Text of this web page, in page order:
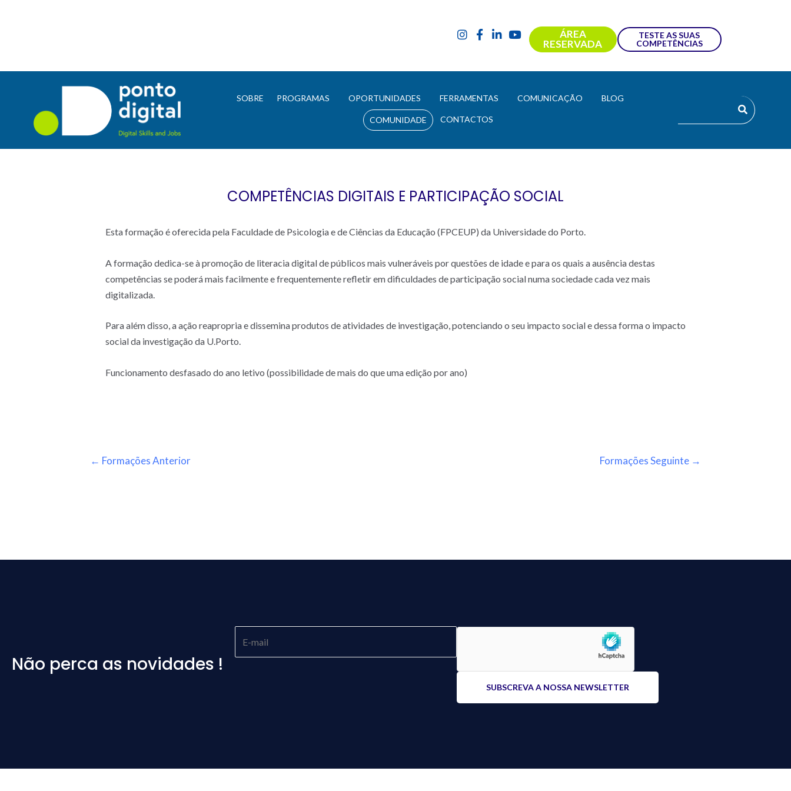
ÁREA
RESERVADA
TESTE AS SUAS
COMPETÊNCIAS
SOBRE PROGRAMAS OPORTUNIDADES FERRAMENTAS COMUNICAÇÃO BLOG
COMUNIDADE CONTACTOS
COMPETÊNCIAS DIGITAIS E PARTICIPAÇÃO SOCIAL
Esta formação é oferecida pela Faculdade de Psicologia e de Ciências da Educação (FPCEUP) da Universidade do Porto.
A formação dedica-se à promoção de literacia digital de públicos mais vulneráveis por questões de idade e para os quais a ausência destas
competências se poderá mais facilmente e frequentemente refletir em dificuldades de participação social numa sociedade cada vez mais
digitalizada.
Para além disso, a ação reapropria e dissemina produtos de atividades de investigação, potenciando o seu impacto social e dessa forma o impacto
social da investigação da U.Porto.
Funcionamento desfasado do ano letivo (possibilidade de mais do que uma edição por ano)
← Formações Anterior Formações Seguinte →
Não perca as novidades !